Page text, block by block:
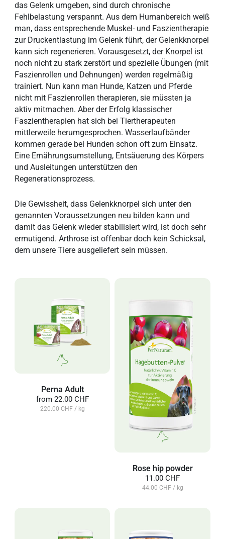
das Gelenk umgeben, sind durch chronische
Fehlbelastung verspannt. Aus dem Humanbereich weiß
man, dass entsprechende Muskel- und Faszientherapie
zur Druckentlastung im Gelenk führt, der Gelenkknorpel
kann sich regenerieren. Vorausgesetzt, der Knorpel ist
noch nicht zu stark zerstört und spezielle Übungen (mit
Faszienrollen und Dehnungen) werden regelmäßig
trainiert. Nun kann man Hunde, Katzen und Pferde
nicht mit Faszienrollen therapieren, sie müssten ja
aktiv mitmachen. Aber der Erfolg klassischer
Faszientherapien hat sich bei Tiertherapeuten
mittlerweile herumgesprochen. Wasserlaufbänder
kommen gerade bei Hunden schon oft zum Einsatz.
Eine Ernährungsumstellung, Entsäuerung des Körpers
und Ausleitungen unterstützen den
Regenerationsprozess.
Die Gewissheit, dass Gelenkknorpel sich unter den
genannten Voraussetzungen neu bilden kann und
damit das Gelenk wieder stabilisiert wird, ist doch sehr
ermutigend. Arthrose ist offenbar doch kein Schicksal,
dem unsere Tiere ausgeliefert sein müssen.
Perna Adult
from22.00 CHF
220.00 CHF / kg
Rose hip powder
11.00 CHF
44.00 CHF / kg